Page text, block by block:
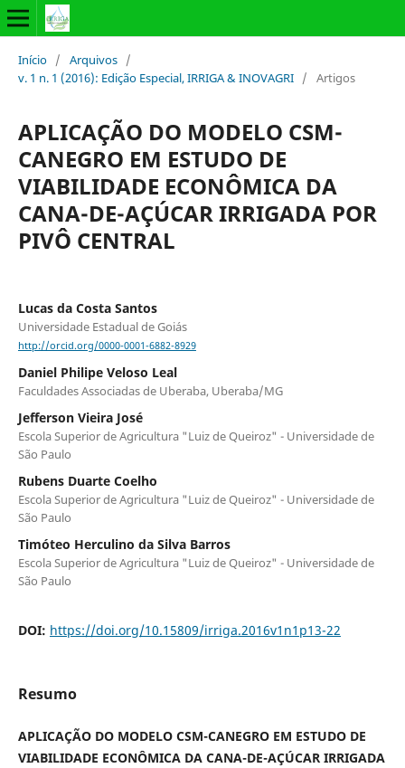
Início / Arquivos /
v. 1 n. 1 (2016): Edição Especial, IRRIGA & INOVAGRI / Artigos
APLICAÇÃO DO MODELO CSM-
CANEGRO EM ESTUDO DE
VIABILIDADE ECONÔMICA DA
CANA-DE-AÇÚCAR IRRIGADA POR
PIVÔ CENTRAL
Lucas da Costa Santos
Universidade Estadual de Goiás
http://orcid.org/0000-0001-6882-8929
Daniel Philipe Veloso Leal
Faculdades Associadas de Uberaba, Uberaba/MG
Jefferson Vieira José
Escola Superior de Agricultura "Luiz de Queiroz" - Universidade de
São Paulo
Rubens Duarte Coelho
Escola Superior de Agricultura "Luiz de Queiroz" - Universidade de
São Paulo
Timóteo Herculino da Silva Barros
Escola Superior de Agricultura "Luiz de Queiroz" - Universidade de
São Paulo
DOI: https://doi.org/10.15809/irriga.2016v1n1p13-22
Resumo
APLICAÇÃO DO MODELO CSM-CANEGRO EM ESTUDO DE
VIABILIDADE ECONÔMICA DA CANA-DE-AÇÚCAR IRRIGADA